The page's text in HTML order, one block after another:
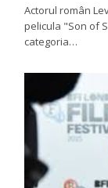
Actorul român
pelicula "Son of
categoria…